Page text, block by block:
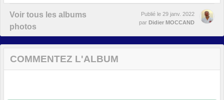
Voir tous les albums
photos
Publié le 29 janv. 2022
par Didier MOCCAND
COMMENTEZ L'ALBUM